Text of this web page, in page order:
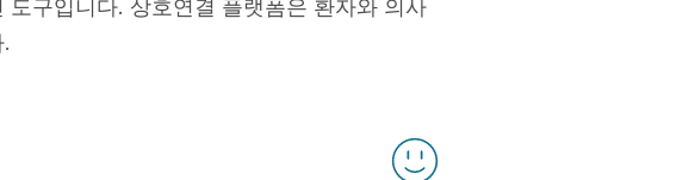
구입니다. 상호연결 플랫폼은 환자와 의사